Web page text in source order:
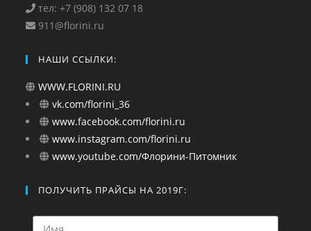
тел: +7 (908) 132 07 18
911@florini.ru
НАШИ ССЫЛКИ:
WWW.FLORINI.RU
vk.com/florini_36
www.facebook.com/florini.ru
www.instagram.com/florini.ru
www.youtube.com/Флорини-Питомник
ПОЛУЧИТЬ ПРАЙСЫ НА 2019Г: